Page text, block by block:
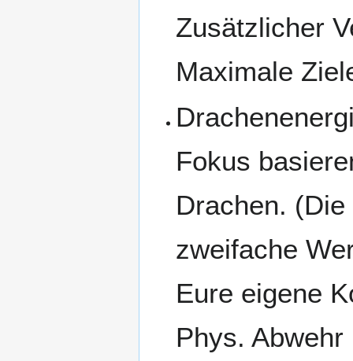
Zusätzlicher
Maximale
Fokus
Drachen.
zweifache
Eure eigene
Phys.